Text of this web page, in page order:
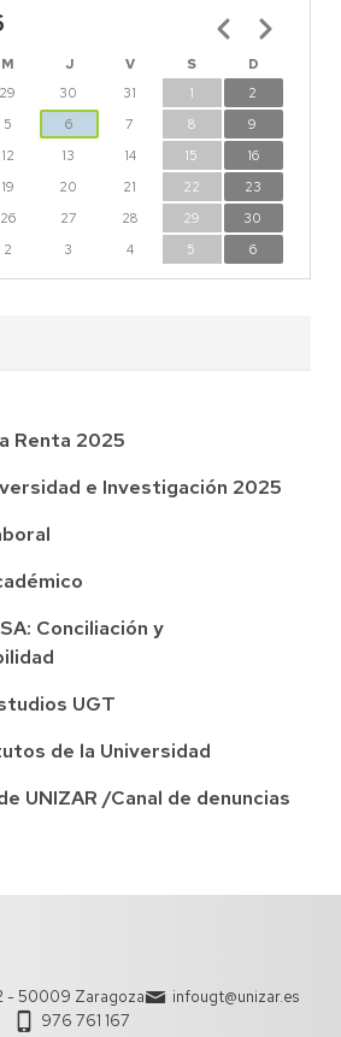
M J V S
D
29 30 31 1
2
5 6 7 8
9
12 13 14 15
16
19 20 21 22
23
26 27 28 29
30
2 3 4 5 6
Paginación
Renta 2025
e Investigación 2025
Conciliación y
UGT
de la Universidad
UNIZAR /Canal de denuncias
- 50009 Zaragoza
infougt@unizar.es
976 761 167